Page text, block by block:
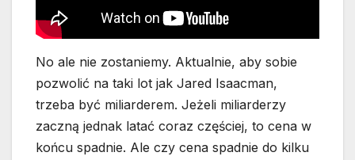
No ale nie zostaniemy. Aktualnie, aby sobie
pozwolić na taki lot jak Jared Isaacman,
trzeba być miliarderem. Jeżeli miliarderzy
zaczną jednak latać coraz częściej, to cena w
końcu spadnie. Ale czy cena spadnie do kilku